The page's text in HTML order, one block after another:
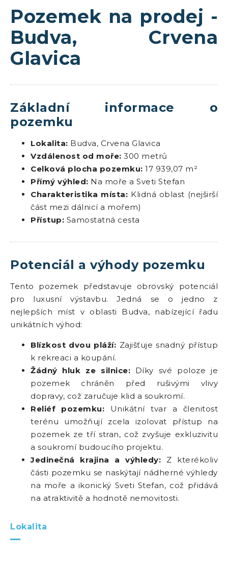
Pozemek na prodej -
Budva, Crvena
Glavica
Základní informace o
pozemku
Lokalita: Budva, Crvena Glavica
Vzdálenost od moře: 300 metrů
Celková plocha pozemku: 17 939,07 m²
Přímý výhled: Na moře a Sveti Stefan
Charakteristika místa: Klidná oblast (nejširší
část mezi dálnicí a mořem)
Přístup: Samostatná cesta
Potenciál a výhody pozemku
Tento pozemek představuje obrovský potenciál
pro luxusní výstavbu. Jedná se o jedno z
nejlepších míst v oblasti Budva, nabízející řadu
unikátních výhod:
Blízkost dvou pláží: Zajišťuje snadný přístup
k rekreaci a koupání.
Žádný hluk ze silnice: Díky své poloze je
pozemek chráněn před rušivými vlivy
dopravy, což zaručuje klid a soukromí.
Reliéf pozemku: Unikátní tvar a členitost
terénu umožňují zcela izolovat přístup na
pozemek ze tří stran, což zvyšuje exkluzivitu
a soukromí budoucího projektu.
Jedinečná krajina a výhledy: Z kterékoliv
části pozemku se naskýtají nádherné výhledy
na moře a ikonický Sveti Stefan, což přidává
na atraktivitě a hodnotě nemovitosti.
Lokalita